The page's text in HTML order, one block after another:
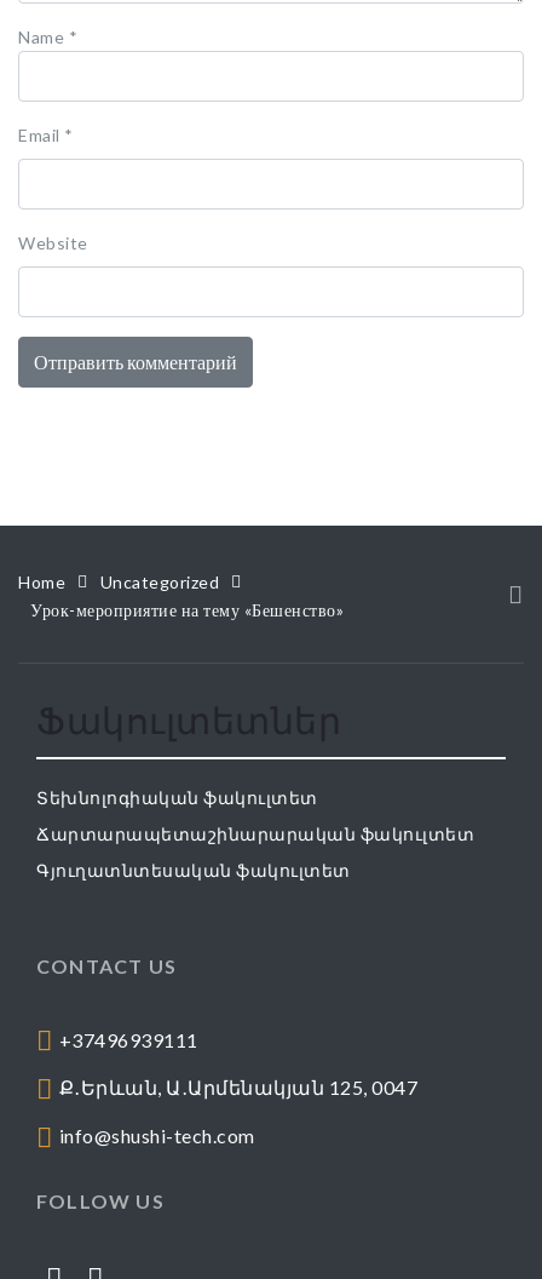
Name *
Email *
Website
Home
Uncategorized
Урок-мероприятие на тему «Бешенство»
Ֆակուլտետներ
Տեխնոլոգիական ֆակուլտետ
Ճարտարապետաշինարարական ֆակուլտետ
Գյուղատնտեսական ֆակուլտետ
CONTACT US
+37496939111
Ք․Երևան, Ա․Արմենակյան 125, 0047
info@shushi-tech.com
FOLLOW US